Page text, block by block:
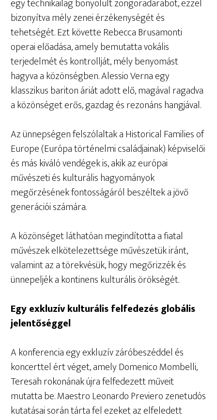
egy technikailag bonyolult zongoradarabot, ezzel
bizonyítva mély zenei érzékenységét és
tehetségét. Ezt követte Rebecca Brusamonti
operai előadása, amely bemutatta vokális
terjedelmét és kontrollját, mély benyomást
hagyva a közönségben. Alessio Verna egy
klasszikus bariton áriát adott elő, magával ragadva
a közönséget erős, gazdag és rezonáns hangjával.
Az ünnepségen felszólaltak a Historical Families of
Europe (Európa történelmi családjainak) képviselői
és más kiváló vendégek is, akik az európai
művészeti és kulturális hagyományok
megőrzésének fontosságáról beszéltek a jövő
generációi számára.
A közönséget láthatóan megindította a fiatal
művészek elkötelezettsége művészetük iránt,
valamint az a törekvésük, hogy megőrizzék és
ünnepeljék a kontinens kulturális örökségét.
Egy exkluzív kulturális felfedezés globális
jelentőséggel
A konferencia egy exkluzív záróbeszéddel és
koncerttel ért véget, amely Domenico Mombelli,
Teresah rokonának újra felfedezett műveit
mutatta be. Maestro Leonardo Previero zenetudós
kutatásai során tárta fel ezeket az elfeledett